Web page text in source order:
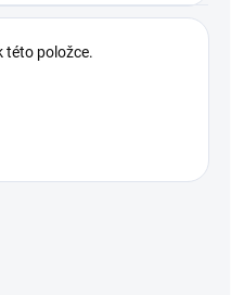
této položce.